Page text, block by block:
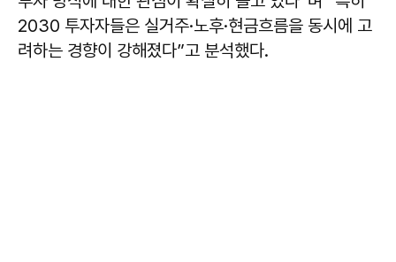
2030 투자자들은 실거주·노후·현금흐름을 동시에 고
려하는 경향이 강해졌다”고 분석했다.